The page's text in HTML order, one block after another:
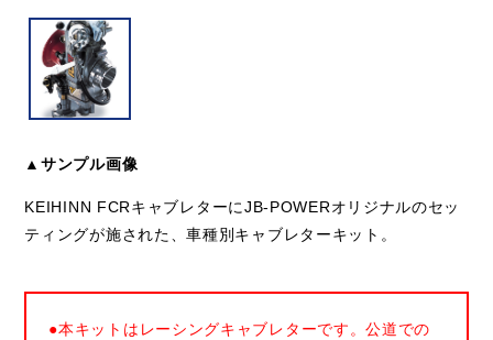
▲サンプル画像
KEIHINN FCRキャブレターにJB-POWERオリジナルのセッ
ティングが施された、車種別キャブレターキット。
●本キットはレーシングキャブレターです。公道での